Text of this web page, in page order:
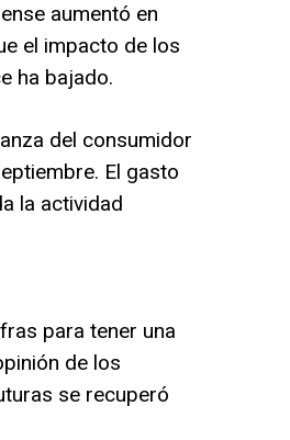
aumentó en
el impacto de los
ha bajado.
del consumidor
El gasto
la actividad
para tener una
de los
se recuperó